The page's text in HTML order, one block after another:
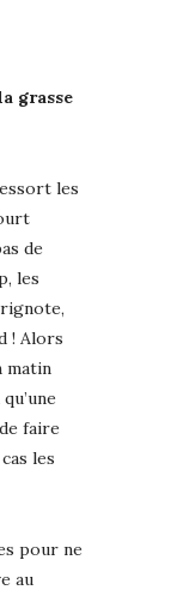
grasse
les
de
les
! Alors
matin
faire
les
pour ne
au